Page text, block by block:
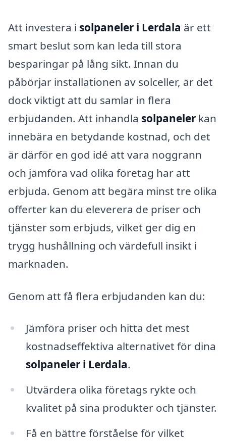
Att investera i solpaneler i Lerdala är ett
smart beslut som kan leda till stora
besparingar på lång sikt. Innan du
påbörjar installationen av solceller, är det
dock viktigt att du samlar in flera
erbjudanden. Att inhandla solpaneler kan
innebära en betydande kostnad, och det
är därför en god idé att vara noggrann
och jämföra vad olika företag har att
erbjuda. Genom att begära minst tre olika
offerter kan du eleverera de priser och
tjänster som erbjuds, vilket ger dig en
trygg hushållning och värdefull insikt i
marknaden.
Genom att få flera erbjudanden kan du:
Jämföra priser och hitta det mest
kostnadseffektiva alternativet för dina
solpaneler i Lerdala.
Utvärdera olika företags rykte och
kvalitet på sina produkter och tjänster.
Få en bättre förståelse för vilket